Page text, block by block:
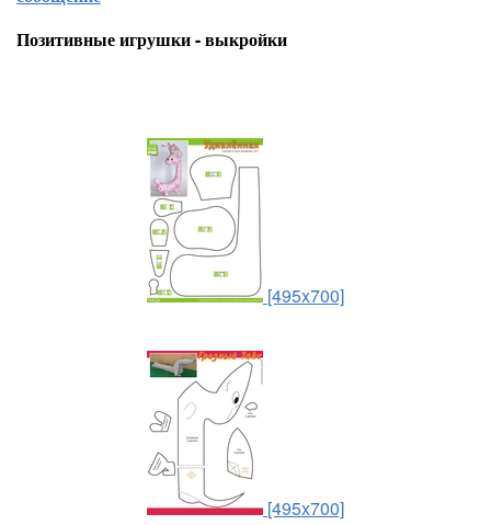
Позитивные игрушки - выкройки
[495x700]
[495x700]